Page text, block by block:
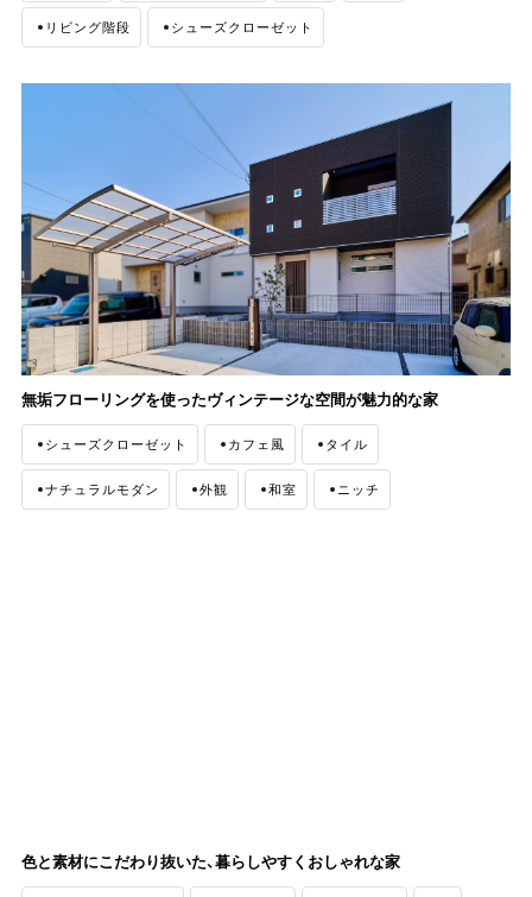
リビング階段 シューズクローゼット
無垢フローリングを使ったヴィンテージな空間が魅力的な家
シューズクローゼット カフェ風 タイル
ナチュラルモダン 外観 和室 ニッチ
色と素材にこだわり抜いた、暮らしやすくおしゃれな家